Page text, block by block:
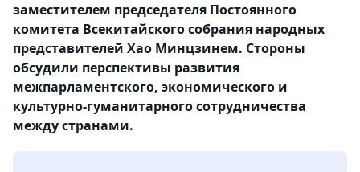
заместителем председателя Постоянного
комитета Всекитайского собрания народных
представителей Хао Минцзинем. Стороны
обсудили перспективы развития
межпарламентского, экономического и
культурно-гуманитарного сотрудничества
между странами.